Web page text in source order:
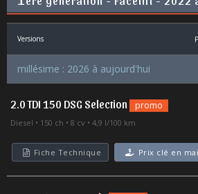
Versions
millésime : 2026 à aujourd'hui
2.0 TDI 150 DSG Selection promo
Diesel 150 ch 8 cv 4,9 l/100 km
Fiche Technique Prix clé en